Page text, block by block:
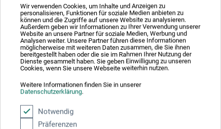
Wir verwenden Cookies, um Inhalte und Anzeigen zu
personalisieren, Funktionen für soziale Medien anbieten zu
können und die Zugriffe auf unsere Website zu analysieren.
Außerdem geben wir Informationen zu Ihrer Verwendung unserer
Website an unsere Partner für soziale Medien, Werbung und
Analysen weiter. Unsere Partner führen diese Informationen
möglicherweise mit weiteren Daten zusammen, die Sie ihnen
bereitgestellt haben oder die sie im Rahmen Ihrer Nutzung der
Dienste gesammelt haben. Sie geben Einwilligung zu unseren
Cookies, wenn Sie unsere Webseite weiterhin nutzen.
Weitere Informationen finden Sie in unserer
Datenschutzerklärung.
Notwendig
Präferenzen
BNPD. Kann allergische Reaktionen hervorrufen.
Produktbewertungen (0)
Schreiben Sie die erste Bewertung zu diesem Produkt
JETZT PRODUKT BEWERTEN